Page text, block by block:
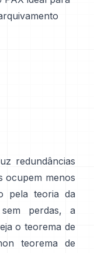
redundâncias
ocupem menos
pela teoria da
perdas, a
o teorema de
teorema de